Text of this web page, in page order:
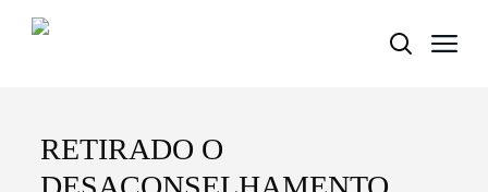
Termo de Pesquisa
RETIRADO O